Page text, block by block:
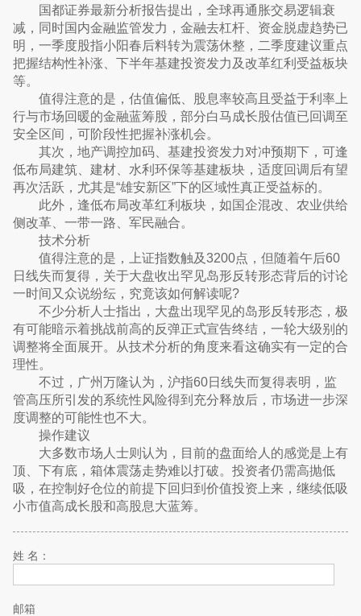
国都证券最新分析报告提出，全球再通胀交易逻辑衰
减，同时国内金融监管发力，金融去杠杆、资金脱虚趋势已
明，一季度股指小阳春后料转为震荡休整，二季度建议重点
把握结构性补涨、下半年基建投资发力及改革红利受益板块
等。
值得注意的是，估值偏低、股息率较高且受益于利率上
行与市场回暖的金融蓝筹股，部分白马成长股估值已回调至
安全区间，可阶段性把握补涨机会。
其次，地产调控加码、基建投资发力对冲预期下，可逢
低布局建筑、建材、水利环保等基建板块，适度回调后有望
再次活跃，尤其是“雄安新区”下的区域性真正受益标的。
此外，逢低布局改革红利板块，如国企混改、农业供给
侧改革、一带一路、军民融合。
技术分析
值得注意的是，上证指数触及3200点，但随着午后60
日线失而复得，关于大盘收出罕见岛形反转形态背后的讨论
一时间又众说纷纭，究竟该如何解读呢?
不少分析人士指出，大盘出现罕见的岛形反转形态，极
有可能暗示着挑战前高的反弹正式宣告终结，一轮大级别的
调整将全面展开。从技术分析的角度来看这确实有一定的合
理性。
不过，广州万隆认为，沪指60日线失而复得表明，监
管高压所引发的系统性风险得到充分释放后，市场进一步深
度调整的可能性也不大。
操作建议
大多数市场人士则认为，目前的盘面给人的感觉是上有
顶、下有底，箱体震荡走势难以打破。投资者仍需高抛低
吸，在控制好仓位的前提下回归到价值投资上来，继续低吸
小市值高成长股和高股息大蓝筹。
姓 名：
邮箱